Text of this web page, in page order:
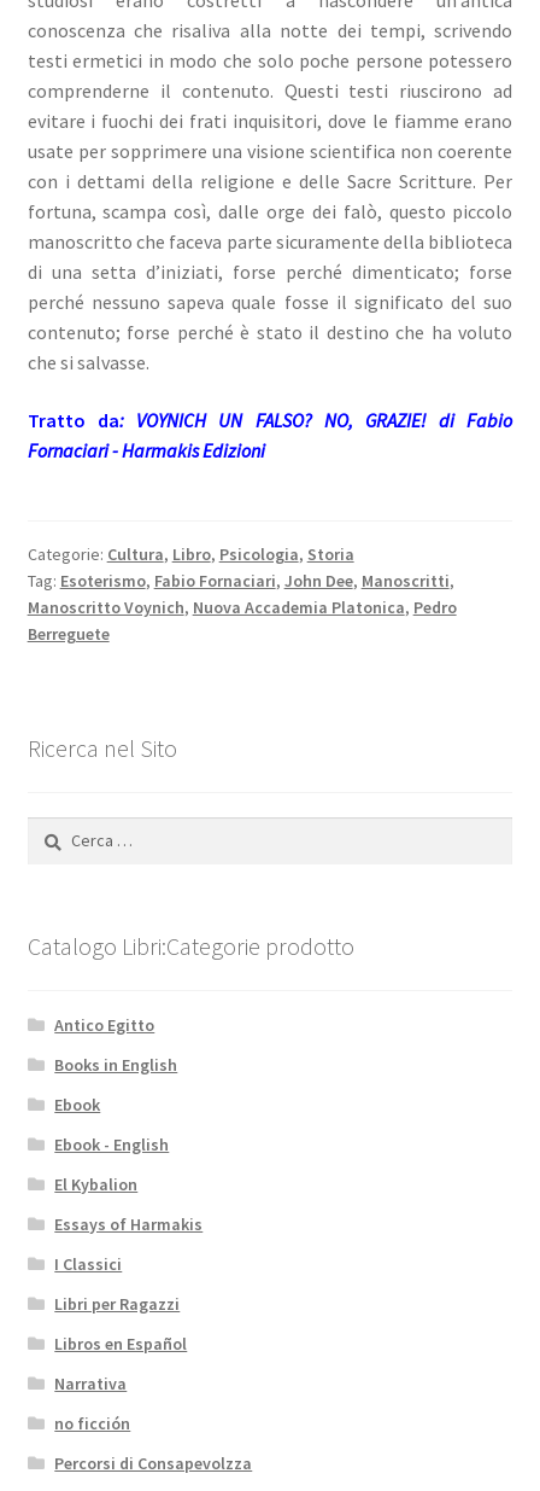
conoscenza che risaliva alla notte dei tempi, scrivendo
testi ermetici in modo che solo poche persone potessero
comprenderne il contenuto. Questi testi riuscirono ad
evitare i fuochi dei frati inquisitori, dove le fiamme erano
usate per sopprimere una visione scientifica non coerente
con i dettami della religione e delle Sacre Scritture. Per
fortuna, scampa così, dalle orge dei falò, questo piccolo
manoscritto che faceva parte sicuramente della biblioteca
di una setta d’iniziati, forse perché dimenticato; forse
perché nessuno sapeva quale fosse il significato del suo
contenuto; forse perché è stato il destino che ha voluto
che si salvasse.
Tratto da: VOYNICH UN FALSO? NO, GRAZIE! di Fabio
Fornaciari - Harmakis Edizioni
Categorie: Cultura, Libro, Psicologia, Storia
Tag: Esoterismo, Fabio Fornaciari, John Dee, Manoscritti,
Manoscritto Voynich, Nuova Accademia Platonica, Pedro
Berreguete
Ricerca nel Sito
Ricerca
Catalogo Libri:Categorie prodotto
Antico Egitto
Books in English
Ebook
Ebook - English
El Kybalion
Essays of Harmakis
I Classici
Libri per Ragazzi
Libros en Español
Narrativa
no ficción
Percorsi di Consapevolzza